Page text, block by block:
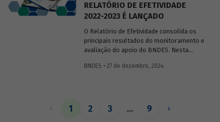
setores se relacionam com o assunto.
RELATÓRIO DE EFETIVIDADE
2022-2023 É LANÇADO
O Relatório de Efetividade consolida os
principais resultados do monitoramento e
avaliação do apoio do BNDES. Nesta
operacional, as entregas e os impactos
BNDES • 27 de dezembro, 2024
1 2 3 … 9